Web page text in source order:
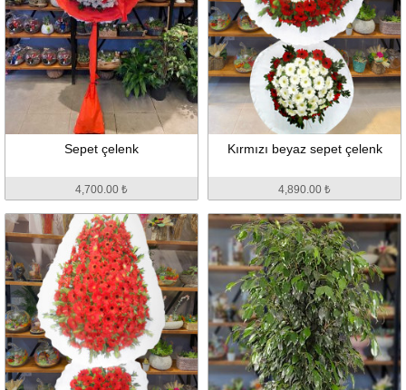
Sepet çelenk
4,700.00 ₺
Kırmızı beyaz sepet çelenk
4,890.00 ₺